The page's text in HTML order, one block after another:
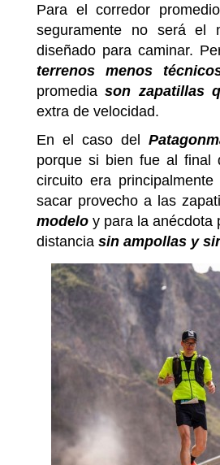
Para el corredor
seguramente no será el
diseñado para caminar.
terrenos menos
promedia son zapatillas
extra de velocidad.
En el caso del
porque si bien fue al final
circuito era
sacar provecho a las
modelo y para la anécdota
distancia sin ampollas y